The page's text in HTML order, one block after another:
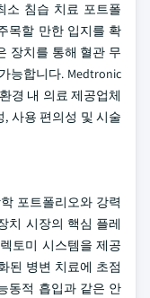
소 침습 치료 포트폴
목할 만한 입지를 확
장치를 통해 혈관 무
능합니다. Medtronic
경 내 의료 제공업체
사용 편의성 및 시술
포트폴리오와 강력
치 시장의 핵심 플레
토미 시스템을 제공
된 병변 치료에 초점
동적 흡입과 같은 안